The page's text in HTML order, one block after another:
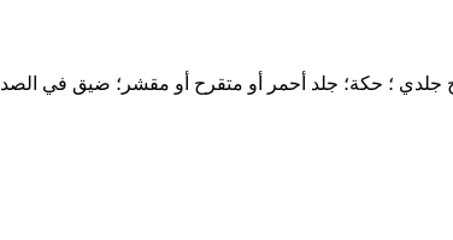
جلدي ؛ حكة؛ جلد أحمر أو متقرح أو مقشر؛ ضيق في